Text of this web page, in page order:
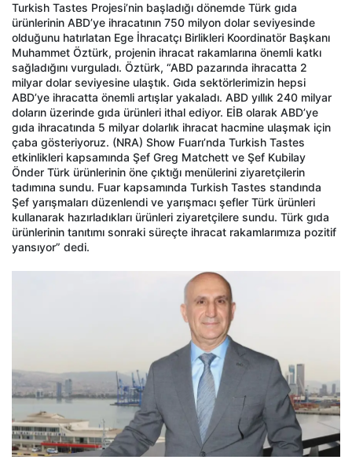
Turkish Tastes Projesi’nin başladığı dönemde Türk gıda
ürünlerinin ABD’ye ihracatının 750 milyon dolar seviyesinde
olduğunu hatırlatan Ege İhracatçı Birlikleri Koordinatör Başkanı
Muhammet Öztürk, projenin ihracat rakamlarına önemli katkı
sağladığını vurguladı. Öztürk, “ABD pazarında ihracatta 2
milyar dolar seviyesine ulaştık. Gıda sektörlerimizin hepsi
ABD’ye ihracatta önemli artışlar yakaladı. ABD yıllık 240 milyar
doların üzerinde gıda ürünleri ithal ediyor. EİB olarak ABD’ye
gıda ihracatında 5 milyar dolarlık ihracat hacmine ulaşmak için
çaba gösteriyoruz. (NRA) Show Fuarı’nda Turkish Tastes
etkinlikleri kapsamında Şef Greg Matchett ve Şef Kubilay
Önder Türk ürünlerinin öne çıktığı menülerini ziyaretçilerin
tadımına sundu. Fuar kapsamında Turkish Tastes standında
Şef yarışmaları düzenlendi ve yarışmacı şefler Türk ürünleri
kullanarak hazırladıkları ürünleri ziyaretçilere sundu. Türk gıda
ürünlerinin tanıtımı sonraki süreçte ihracat rakamlarımıza pozitif
yansıyor” dedi.